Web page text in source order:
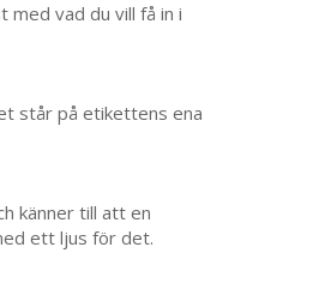
med vad du vill få in i
står på etikettens ena
känner till att en
ett ljus för det.